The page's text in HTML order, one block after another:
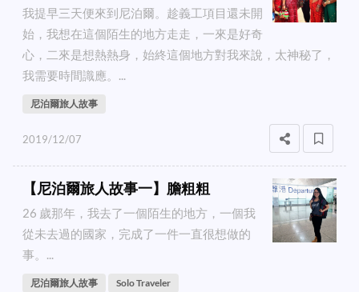
我提早三天便來到尼泊爾。趁義工項目還未開
始，我想在這個陌生的地方走走，一來是好奇
心，二來是想熱熱身，始終這個地方對我來說，太神秘了，
我需要時間識應。...
尼泊爾旅人故事
2019/12/07
【尼泊爾旅人故事一】膽粗粗
26 歲那年，我去了一個陌生的地方，一個我
從未去過的國家，完成了一件一直很想做的
事。...
尼泊爾旅人故事 Solo Traveler